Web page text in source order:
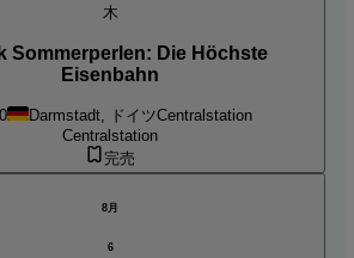
木
Sommerperlen: Die Höchste
Eisenbahn
Darmstadt, ドイツCentralstation
Centralstation
完売
8月
6